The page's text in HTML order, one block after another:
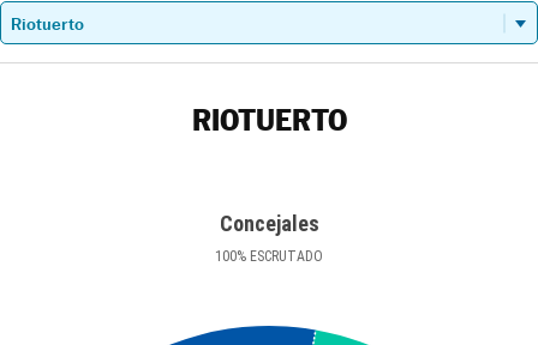
RIOTUERTO
Concejales
100% ESCRUTADO